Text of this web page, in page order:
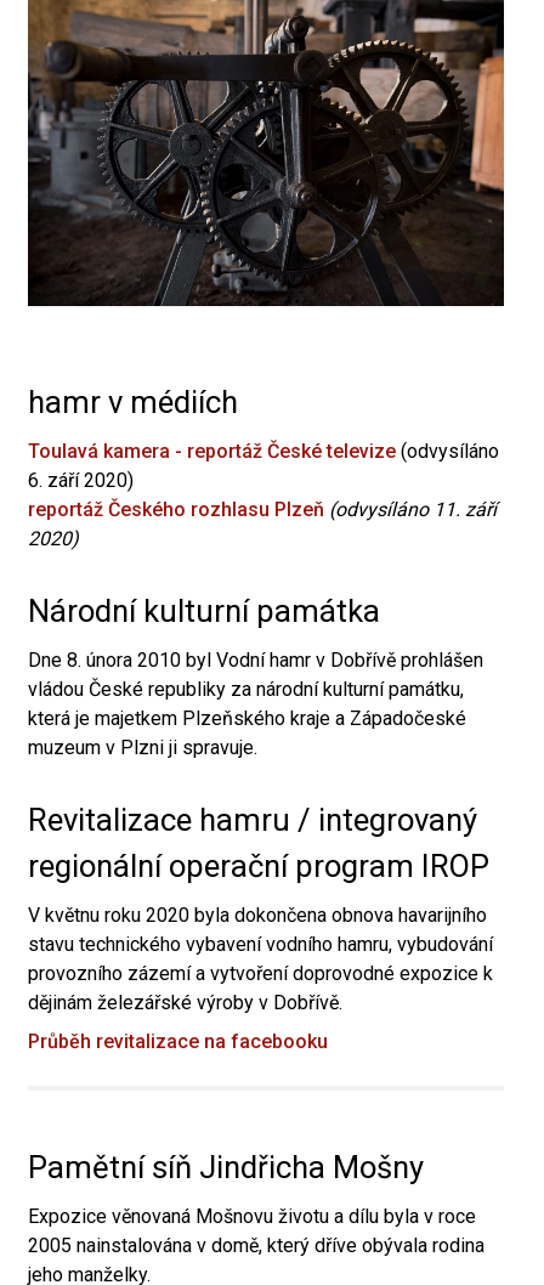
hamr v médiích
Toulavá kamera - reportáž České televize (odvysíláno
6. září 2020)
reportáž Českého rozhlasu Plzeň (odvysíláno 11. září
2020)
Národní kulturní památka
Dne 8. února 2010 byl Vodní hamr v Dobřívě prohlášen
vládou České republiky za národní kulturní památku,
která je majetkem Plzeňského kraje a Západočeské
muzeum v Plzni ji spravuje.
Revitalizace hamru / integrovaný
regionální operační program IROP
V květnu roku 2020 byla dokončena obnova havarijního
stavu technického vybavení vodního hamru, vybudování
provozního zázemí a vytvoření doprovodné expozice k
dějinám železářské výroby v Dobřívě.
Průběh revitalizace na facebooku
Pamětní síň Jindřicha Mošny
Expozice věnovaná Mošnovu životu a dílu byla v roce
2005 nainstalována v domě, který dříve obývala rodina
jeho manželky.